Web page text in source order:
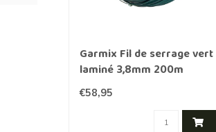
Garmix Fil de serrage vert
laminé 3,8mm 200m
€58,95